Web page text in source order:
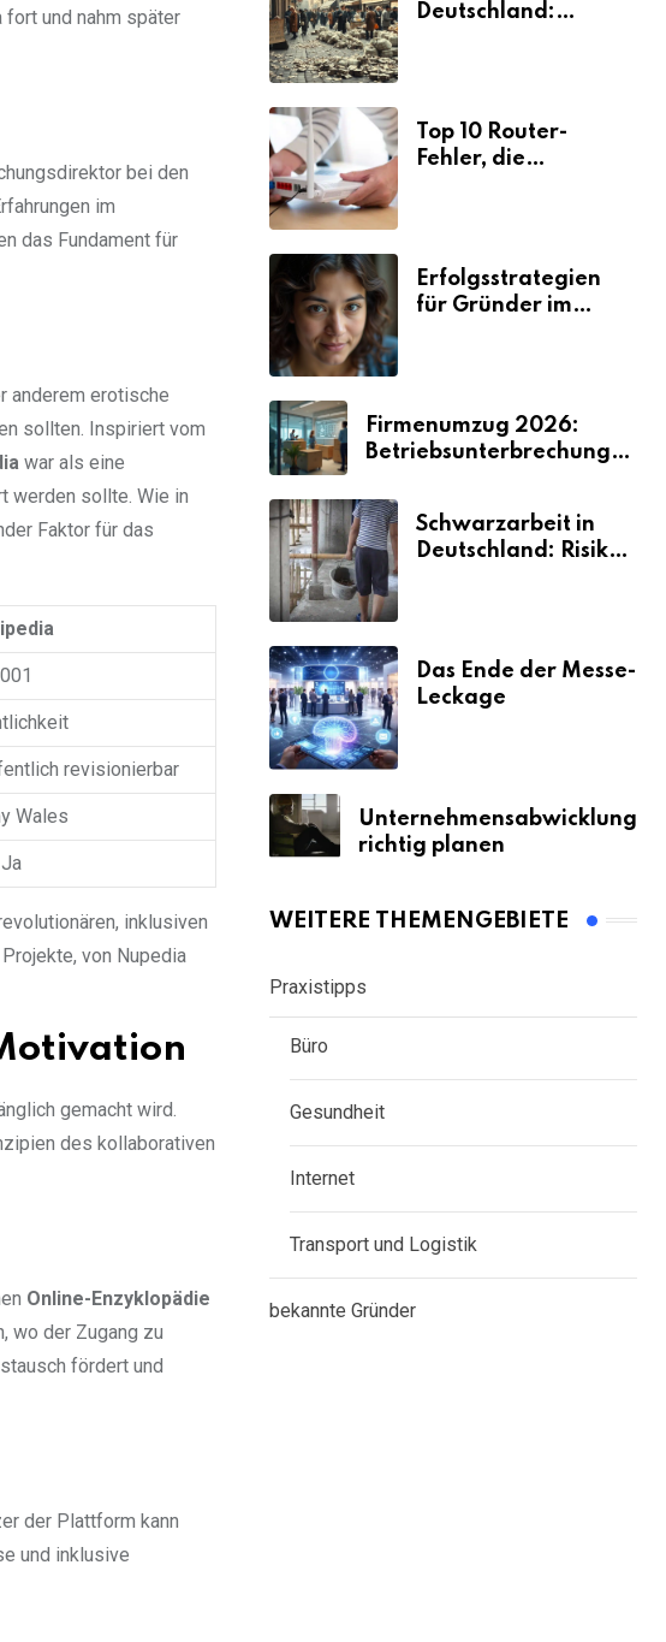
und nahm später
bei den
im
das Fundament für
anderem erotische
sollten. Inspiriert vom
war als eine
werden sollte. Wie in
Faktor für das
revisionierbar
Wales
Ja
inklusiven
von Nupedia
gemacht wird.
des kollaborativen
Online-Enzyklopädie
wo der Zugang zu
fördert und
der Plattform kann
und inklusive
Deutschland:
Top 10 Router-
Fehler, die
Erfolgsstrategien
für Gründer im
Firmenumzug 2026:
Betriebsunterbrechungen
Schwarzarbeit in
Deutschland: Risiken
Das Ende der Messe-
Leckage
Unternehmensabwicklung
richtig planen
WEITERE THEMENGEBIETE
Praxistipps
Büro
Gesundheit
Internet
Transport und Logistik
bekannte Gründer